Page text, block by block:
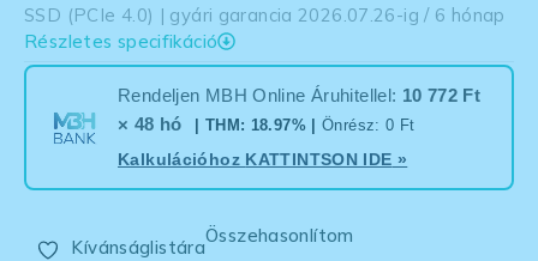
SSD (PCIe 4.0) | gyári garancia 2026.07.26-ig / 6 hónap
Részletes specifikáció
Rendeljen MBH Online Áruhitellel: 10 772 Ft
× 48 hó
| THM: 18.97% | Önrész: 0 Ft
Kalkulációhoz KATTINTSON IDE »
Kívánságlistára
Összehasonlítom